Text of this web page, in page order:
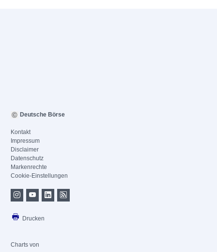
Deutsche Börse
Kontakt
Impressum
Disclaimer
Datenschutz
Markenrechte
Cookie-Einstellungen
Drucken
Charts von